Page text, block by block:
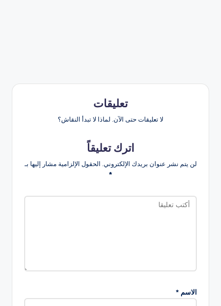
تعليقات
لا تعليقات حتى الآن. لماذا لا تبدأ النقاش؟
اترك تعليقاً
لن يتم نشر عنوان بريدك الإلكتروني. الحقول الإلزامية مشار إليها بـ
*
الاسم *